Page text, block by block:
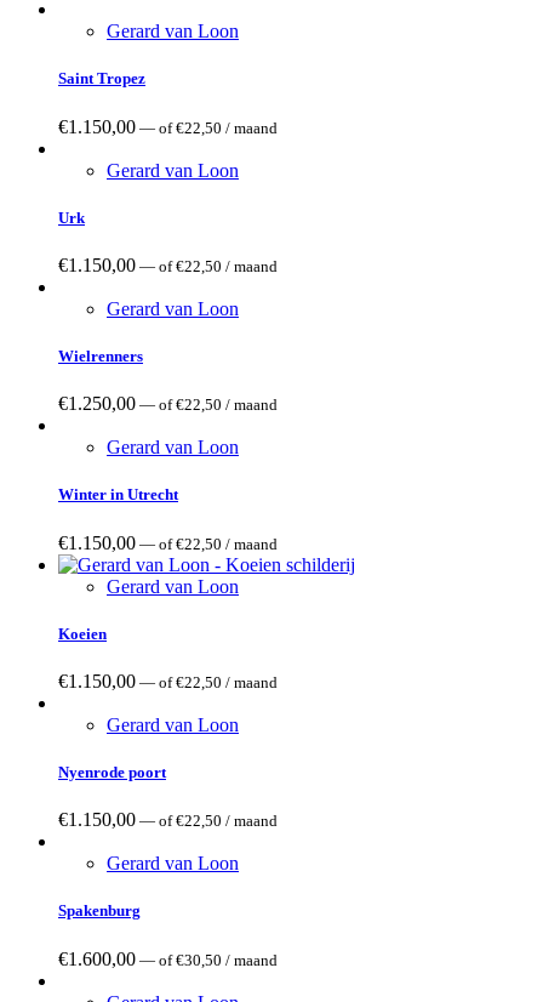
Gerard van Loon
Saint Tropez
€1.150,00 — of€22,50 / maand
Gerard van Loon
Urk
€1.150,00 — of€22,50 / maand
Gerard van Loon
Wielrenners
€1.250,00 — of€22,50 / maand
Gerard van Loon
Winter in Utrecht
€1.150,00 — of€22,50 / maand
Gerard van Loon
Koeien
€1.150,00 — of€22,50 / maand
Gerard van Loon
Nyenrode poort
€1.150,00 — of€22,50 / maand
Gerard van Loon
Spakenburg
€1.600,00 — of€30,50 / maand